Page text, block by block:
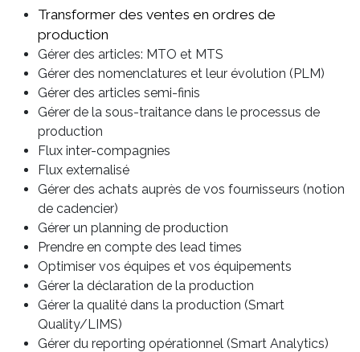
Transformer des ventes en ordres de
production
Gérer des articles: MTO et MTS
Gérer des nomenclatures et leur évolution (PLM)
Gérer des articles semi-finis
Gérer de la sous-traitance dans le processus de
production
Flux inter-compagnies
Flux externalisé
Gérer des achats auprès de vos fournisseurs (notion
de cadencier)
Gérer un planning de production
Prendre en compte des lead times
Optimiser vos équipes et vos équipements
Gérer la déclaration de la production
Gérer la qualité dans la production (Smart
Quality/LIMS)
Gérer du reporting opérationnel (Smart Analytics)